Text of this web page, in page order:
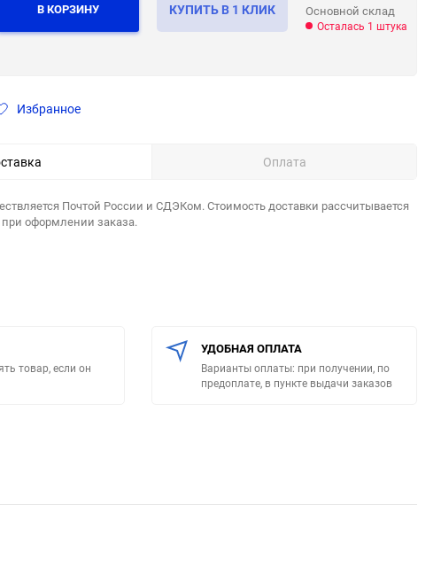
В КОРЗИНУ КУПИТЬ В 1 КЛИК Основной склад
Осталась 1 штука
Избранное
Оплата
Почтой России и СДЭКом. Стоимость доставки рассчитывается
оформлении заказа.
товар, если он
УДОБНАЯ ОПЛАТА
Варианты оплаты: при получении, по
предоплате, в пункте выдачи заказов